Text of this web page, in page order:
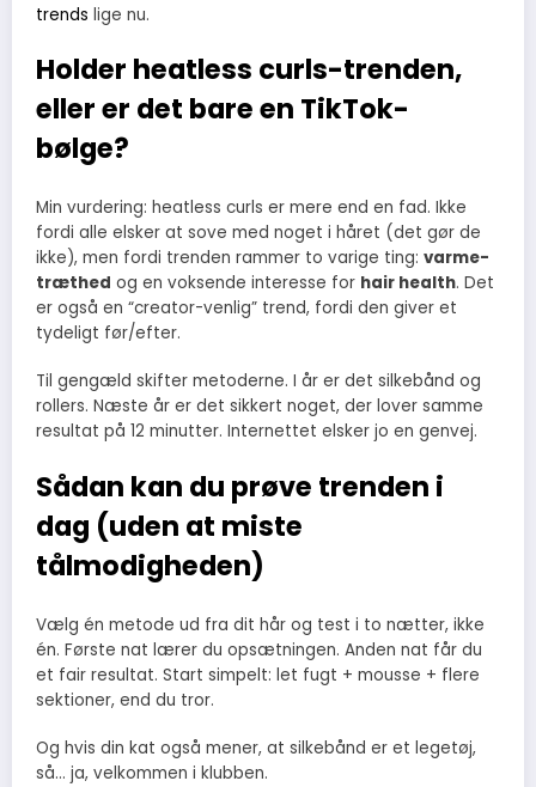
trends lige nu.
Holder heatless curls-trenden,
eller er det bare en TikTok-
bølge?
Min vurdering: heatless curls er mere end en fad. Ikke
fordi alle elsker at sove med noget i håret (det gør de
ikke), men fordi trenden rammer to varige ting: varme-
træthed og en voksende interesse for hair health. Det
er også en “creator-venlig” trend, fordi den giver et
tydeligt før/efter.
Til gengæld skifter metoderne. I år er det silkebånd og
rollers. Næste år er det sikkert noget, der lover samme
resultat på 12 minutter. Internettet elsker jo en genvej.
Sådan kan du prøve trenden i
dag (uden at miste
tålmodigheden)
Vælg én metode ud fra dit hår og test i to nætter, ikke
én. Første nat lærer du opsætningen. Anden nat får du
et fair resultat. Start simpelt: let fugt + mousse + flere
sektioner, end du tror.
Og hvis din kat også mener, at silkebånd er et legetøj,
så… ja, velkommen i klubben.